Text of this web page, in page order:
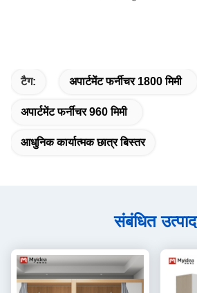
टैग: अपार्टमेंट फर्नीचर 1800 मिमी
अपार्टमेंट फर्नीचर 960 मिमी
आधुनिक कार्यात्मक छात्र बिस्तर
संबंधित उत्पाद